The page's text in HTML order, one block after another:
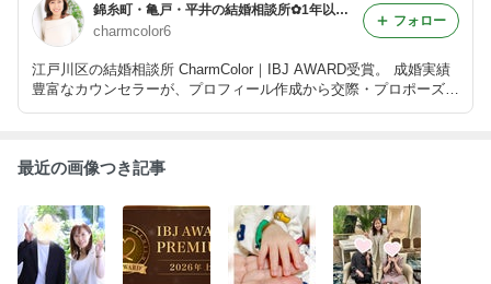
錦糸町・亀戸・平井の結婚相談所✿1年以内に幸せな結婚を！短期成婚を全力サポートするCharmColorのブログ
charmcolor6
江戸川区の結婚相談所 CharmColor｜IBJ AWARD受賞。 成婚実績
豊富なカウンセラーが、プロフィール作成から交際・プロポーズ・
ご成婚まで、一人ひとりに寄り添いサポートします。
フォロー
最近の画像つき記事